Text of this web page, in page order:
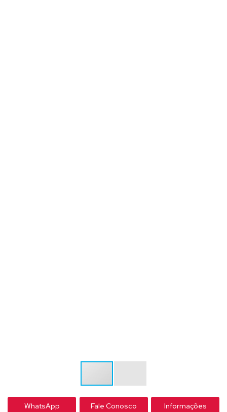
WhatsApp Fale Conosco Informações